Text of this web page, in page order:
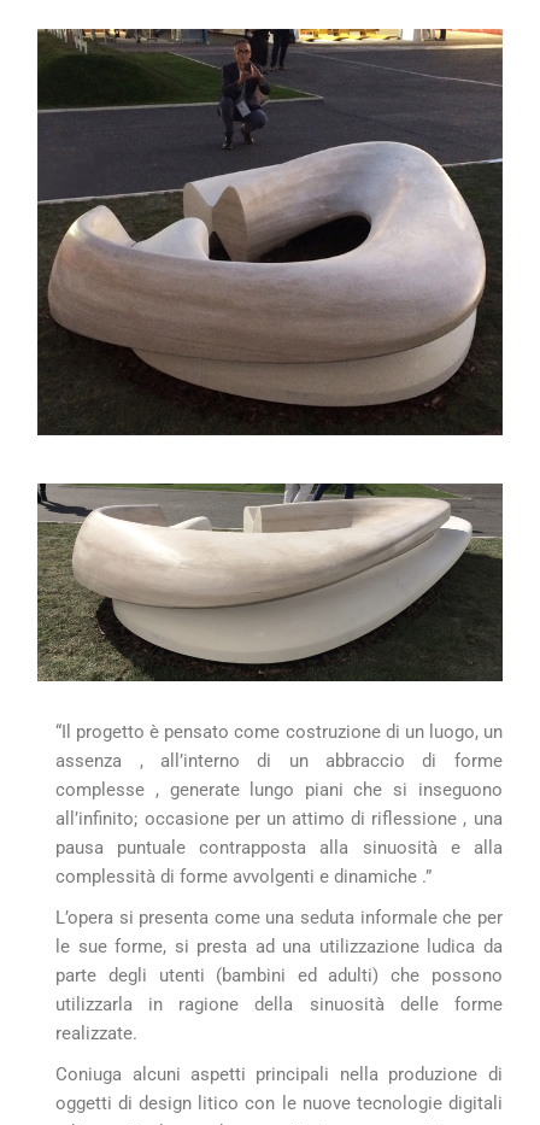
“Il progetto è pensato come costruzione di un luogo, un
assenza , all’interno di un abbraccio di forme
complesse , generate lungo piani che si inseguono
all’infinito; occasione per un attimo di riflessione , una
pausa puntuale contrapposta alla sinuosità e alla
complessità di forme avvolgenti e dinamiche .”
L’opera si presenta come una seduta informale che per
le sue forme, si presta ad una utilizzazione ludica da
parte degli utenti (bambini ed adulti) che possono
utilizzarla in ragione della sinuosità delle forme
realizzate.
Coniuga alcuni aspetti principali nella produzione di
oggetti di design litico con le nuove tecnologie digitali